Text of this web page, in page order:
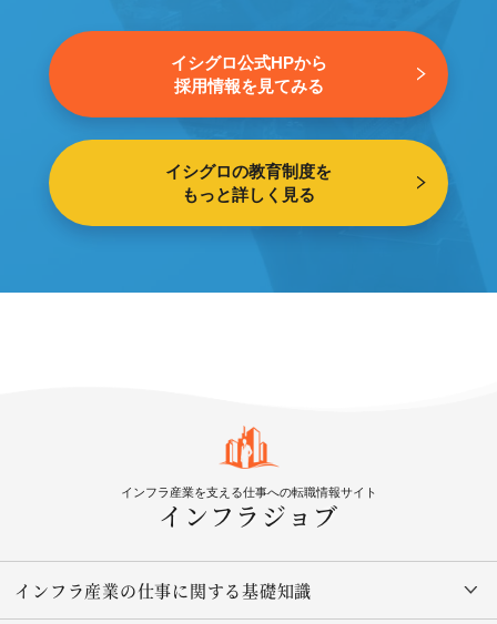
イシグロ公式HPから
採用情報を見てみる
イシグロの教育制度を
もっと詳しく見る
インフラ産業を支える仕事への転職情報サイト
インフラジョブ
インフラ産業の仕事に関する基礎知識